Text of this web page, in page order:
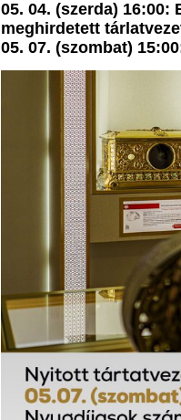
05. 04. (szerda) 16:00:
meghirdetett
05. 07. (szombat)